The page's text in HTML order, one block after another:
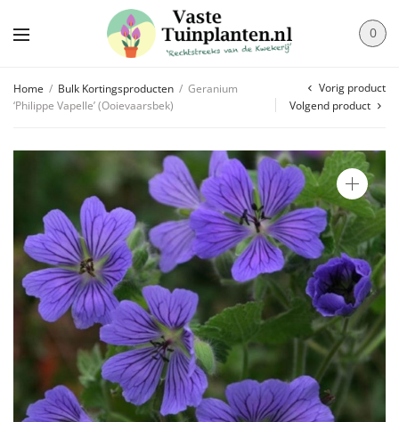
0
Home / Bulk Kortingsproducten / Geranium
‘Philippe Vapelle’ (Ooievaarsbek)
Vorig product
Volgend product